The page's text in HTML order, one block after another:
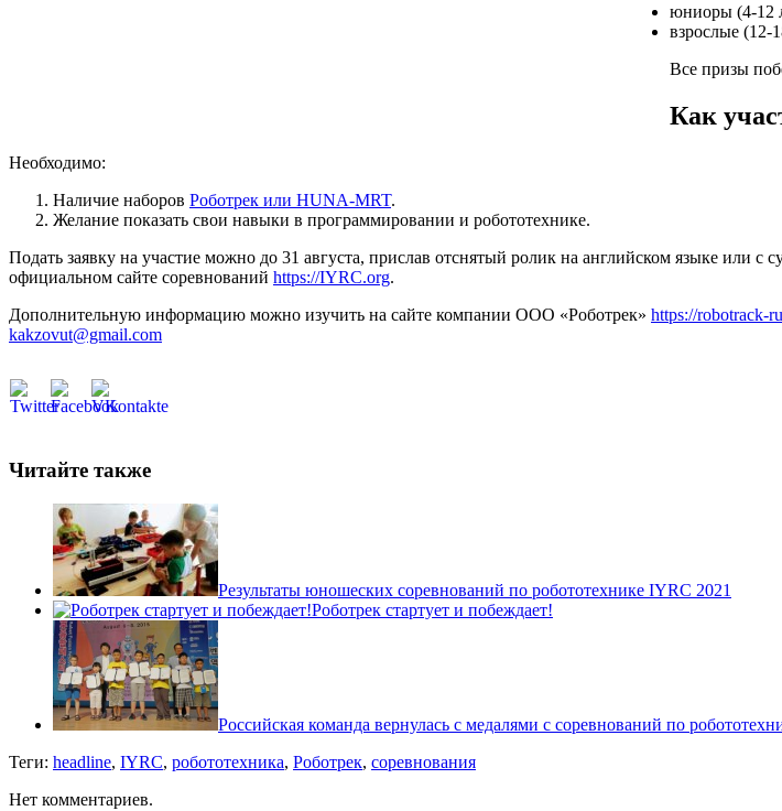
юниоры (4-12
взрослые (12-
Все призы
Как
Необходимо:
Наличие наборов Роботрек или HUNA-MRT.
Желание показать свои навыки в программировании и робототехнике.
Подать заявку на участие можно до 31 августа, прислав отснятый ролик на английском языке или с
официальном сайте соревнований https://IYRC.org.
Дополнительную информацию можно изучить на сайте компании ООО «Роботрек» https://robotrack-
kakzovut@gmail.com
Читайте также
Результаты юношеских соревнований по робототехнике IYRC 2021
Роботрек стартует и побеждает!
Российская команда вернулась с медалями с соревнований по
Теги: headline, IYRC, робототехника, Роботрек, соревнования
Нет комментариев.